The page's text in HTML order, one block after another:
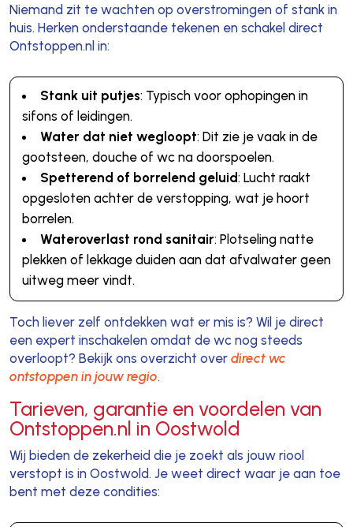
Niemand zit te wachten op overstromingen of stank in
huis. Herken onderstaande tekenen en schakel direct
Ontstoppen.nl in:
Stank uit putjes: Typisch voor ophopingen in
sifons of leidingen.
Water dat niet wegloopt: Dit zie je vaak in de
gootsteen, douche of wc na doorspoelen.
Spetterend of borrelend geluid: Lucht raakt
opgesloten achter de verstopping, wat je hoort
borrelen.
Wateroverlast rond sanitair: Plotseling natte
plekken of lekkage duiden aan dat afvalwater geen
uitweg meer vindt.
Toch liever zelf ontdekken wat er mis is? Wil je direct
een expert inschakelen omdat de wc nog steeds
overloopt? Bekijk ons overzicht over direct wc
ontstoppen in jouw regio.
Tarieven, garantie en voordelen van
Ontstoppen.nl in Oostwold
Wij bieden de zekerheid die je zoekt als jouw riool
verstopt is in Oostwold. Je weet direct waar je aan toe
bent met deze condities: